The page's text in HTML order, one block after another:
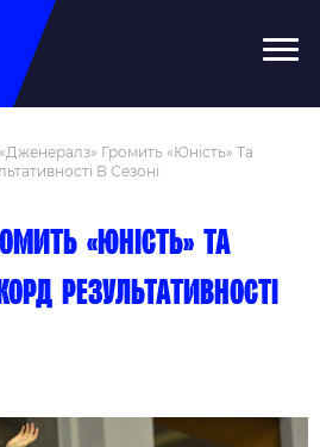
«Дженералз» Громить «Юність» Та
В Сезоні
«Юність» та
результативності